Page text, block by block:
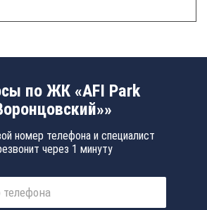
по ЖК «AFI Park
номер телефона и специалист
через 1 минуту